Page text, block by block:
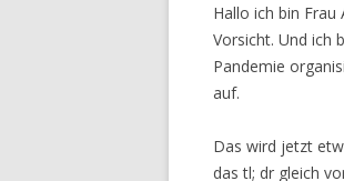
Hallo ich bin
Vorsicht. Und ich
Pandemie
auf.
Das wird jetzt
das tl; dr gleich